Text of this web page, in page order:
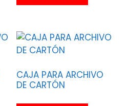
CAJA PARA ARCHIVO
DE CARTÓN